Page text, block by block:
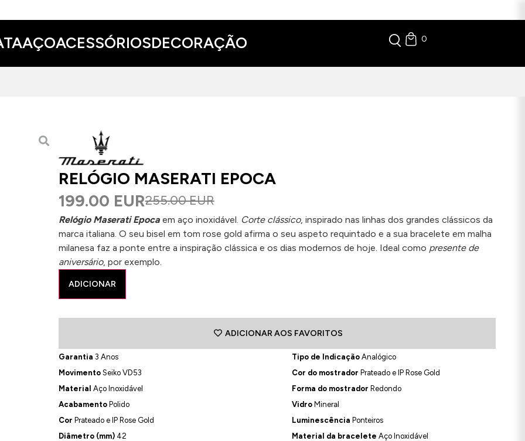
AÇOACESSÓRIOSDECORAÇÃO 0
RELÓGIO MASERATI EPOCA
199.00 EUR255.00 EUR
Relógio Maserati Epocaem aço inoxidável. Corte clássico, inspirado nas linhas dos grandes clássicos da
marca italiana. O seu bisel em tom rose gold afirma o seu aspeto requintado e a sua bracelete em malha
milanesa faz a ponte entre a inspiração clássica e os dias modernos de hoje. Ideal como presente de
aniversário, por exemplo.
ADICIONAR
ADICIONAR AOS FAVORITOS
Garantia 3 Anos
MovimentoSeiko VD53
Material Aço Inoxidável
AcabamentoPolido
Cor Prateado e IP Rose Gold
Diâmetro (mm)42
Tipo de IndicaçãoAnalógico
Cor do mostrador Prateado e IP Rose Gold
Forma do mostrador Redondo
VidroMineral
Luminescência Ponteiros
Material da bracelete Aço Inoxidável